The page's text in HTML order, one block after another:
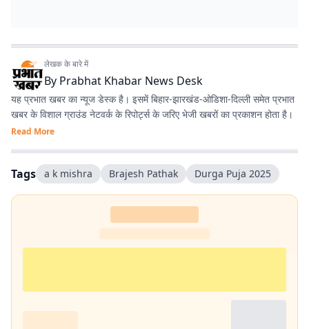
लेखक के बारे में
By Prabhat Khabar News Desk
यह प्रभात खबर का न्यूज डेस्क है। इसमें बिहार-झारखंड-ओडिशा-दिल्‍ली समेत प्रभात
खबर के विशाल ग्राउंड नेटवर्क के रिपोर्ट्स के जरिए भेजी खबरों का प्रकाशन होता है।
Read More
Tags a k mishra Brajesh Pathak Durga Puja 2025